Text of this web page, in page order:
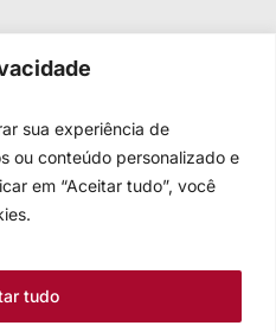
sua experiência de
ou conteúdo personalizado e
em “Aceitar tudo”, você
tudo